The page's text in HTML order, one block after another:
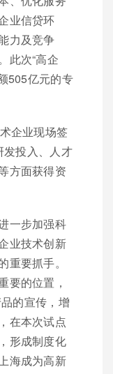
业信贷环
力及竞争
此次“高企
505亿元的专
企业现场签
投入、人才
方面获得资
一步加强科
业技术创新
要抓手。
要的位置，
的宣传，增
在本次试点
形成制度化
海成为高新